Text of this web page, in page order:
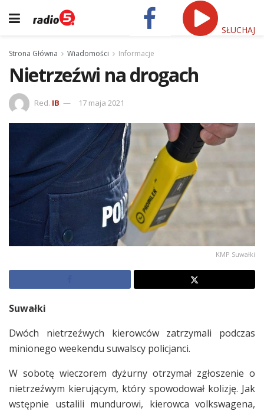
SŁUCHAJ
Strona Główna Wiadomości Informacje
Nietrzeźwi na drogach
Red. IB 17 maja 2021
KMP Suwałki
Suwałki
Dwóch nietrzeźwych kierowców zatrzymali podczas
minionego weekendu suwalscy policjanci.
W sobotę wieczorem dyżurny otrzymał zgłoszenie o
nietrzeźwym kierującym, który spowodował kolizję. Jak
wstępnie ustalili mundurowi, kierowca volkswagena,